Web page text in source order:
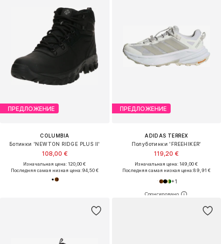
ПРЕДЛОЖЕНИЕ
COLUMBIA
Ботинки 'NEWTON RIDGE PLUS II'
108,00 €
Изначальная цена: 120,00 €
Последняя самая низкая цена:94,50 €
ПРЕДЛОЖЕНИЕ
ADIDAS TERREX
Полуботинки 'FREEHIKER'
119,20 €
Изначальная цена: 149,00 €
Последняя самая низкая цена:89,91 €
+1